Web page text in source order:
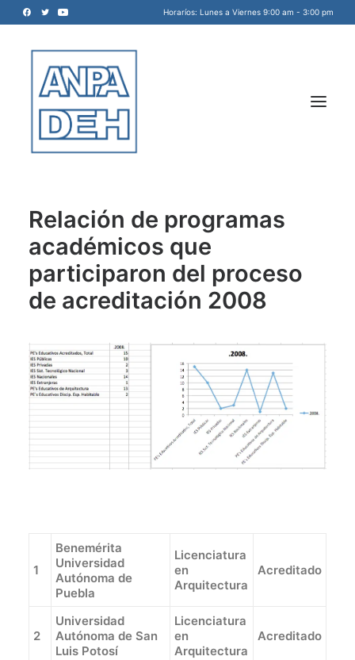
Horaríos: Lunes a Viernes 9:00 am - 3:00 pm
Acreditadora Nacional de
Programas de Arquitectura, y
Disciplinas del Espacio Habitable
NOSOTROS
DIRECTORIO
ACREDITACIÓN
EVENTOS
COSTO EVALUACION 2025
Relación de programas
académicos que
participaron del proceso
de acreditación 2008
1
Benemérita
Universidad
Autónoma de
Puebla
Licenciatura
en
Arquitectura
Acreditado
2
Universidad
Autónoma de San
Luis Potosí
Licenciatura
en
Arquitectura
Acreditado